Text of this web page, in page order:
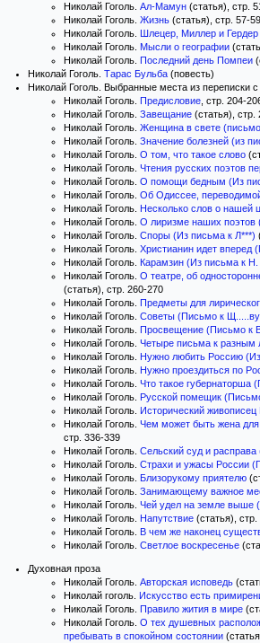
Николай Гоголь. Ал-Мамун (статья), стр.
Николай Гоголь. Жизнь (статья), стр. 57-59
Николай Гоголь. Шлецер, Миллер и Гердер
Николай Гоголь. Мысли о географии
Николай Гоголь. Последний день Помпеи
Николай Гоголь. Тарас Бульба (повесть)
Николай Гоголь. Выбранные места из переписки
Николай Гоголь. Предисловие , стр. 204-
Николай Гоголь. Завещание (статья), стр.
Николай Гоголь. Женщина в свете
Николай Гоголь. Значение болезней (из
Николай Гоголь. О том, что такое слово
Николай Гоголь. Чтения русских поэтов
Николай Гоголь. О помощи бедным (Из
Николай Гоголь. Об Одиссее,
Николай Гоголь. Несколько слов о нашей
Николай Гоголь. О лиризме наших
Николай Гоголь. Споры (Из письма к Л***)
Николай Гоголь. Христианин идет вперед
Николай Гоголь. Карамзин (Из письма к
Николай Гоголь. О театре, об
(статья), стр. 260-270
Николай Гоголь. Предметы для
Николай Гоголь. Советы (Письмо к
Николай Гоголь. Просвещение (Письмо к
Николай Гоголь. Четыре письма к
Николай Гоголь. Нужно любить Россию
Николай Гоголь. Нужно проездиться по
Николай Гоголь. Что такое
Николай Гоголь. Русской помещик
Николай Гоголь. Исторический
Николай Гоголь. Чем может быть жена
стр. 336-339
Николай Гоголь. Сельский суд и
Николай Гоголь. Страхи и ужасы России
Николай Гоголь. Близорукому приятелю
Николай Гоголь. Занимающему важное
Николай Гоголь. Чей удел на земле выше
Николай Гоголь. Напутствие (статья),
Николай Гоголь. В чем же наконец
Николай Гоголь. Светлое воскресенье
Духовная проза
Николай Гоголь. Авторская исповедь
Николай гоголь. Искусство есть
Николай Гоголь. Правило жития в мире
Николай Гоголь. О тех душевных
пребывать в спокойном состоянии